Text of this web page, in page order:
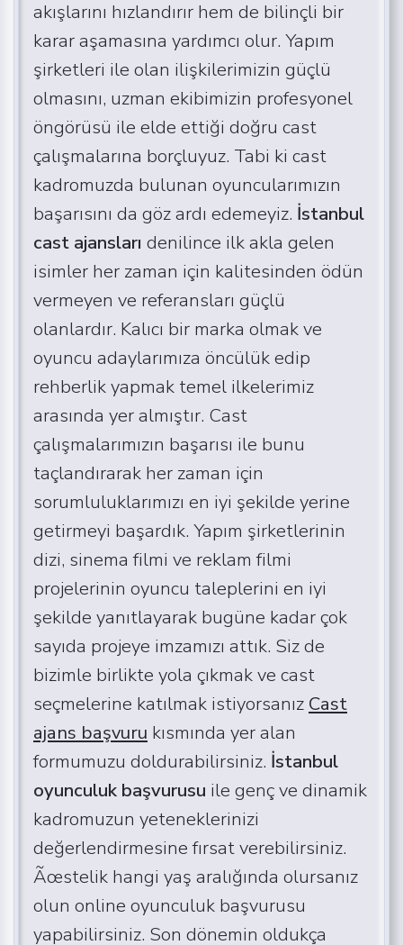
akışlarını hızlandırır hem de bilinçli bir
karar aşamasına yardımcı olur. Yapım
şirketleri ile olan ilişkilerimizin güçlü
olmasını, uzman ekibimizin profesyonel
öngörüsü ile elde ettiği doğru cast
çalışmalarına borçluyuz. Tabi ki cast
kadromuzda bulunan oyuncularımızın
başarısını da göz ardı edemeyiz. İstanbul
cast ajansları denilince ilk akla gelen
isimler her zaman için kalitesinden ödün
vermeyen ve referansları güçlü
olanlardır. Kalıcı bir marka olmak ve
oyuncu adaylarımıza öncülük edip
rehberlik yapmak temel ilkelerimiz
arasında yer almıştır. Cast
çalışmalarımızın başarısı ile bunu
taçlandırarak her zaman için
sorumluluklarımızı en iyi şekilde yerine
getirmeyi başardık. Yapım şirketlerinin
dizi, sinema filmi ve reklam filmi
projelerinin oyuncu taleplerini en iyi
şekilde yanıtlayarak bugüne kadar çok
sayıda projeye imzamızı attık. Siz de
bizimle birlikte yola çıkmak ve cast
seçmelerine katılmak istiyorsanız Cast
ajans başvuru kısmında yer alan
formumuzu doldurabilirsiniz. İstanbul
oyunculuk başvurusu ile genç ve dinamik
kadromuzun yeteneklerinizi
değerlendirmesine fırsat verebilirsiniz.
Ãœstelik hangi yaş aralığında olursanız
olun online oyunculuk başvurusu
yapabilirsiniz. Son dönemin oldukça